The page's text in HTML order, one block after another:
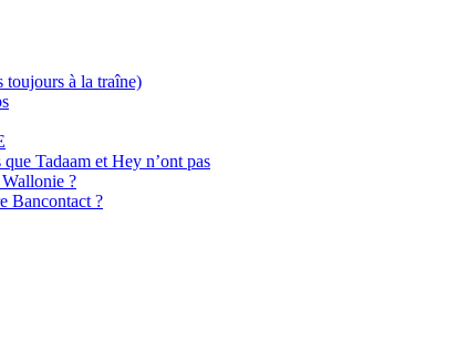
toujours à la traîne)
Tadaam et Hey n’ont pas
?
Bancontact ?